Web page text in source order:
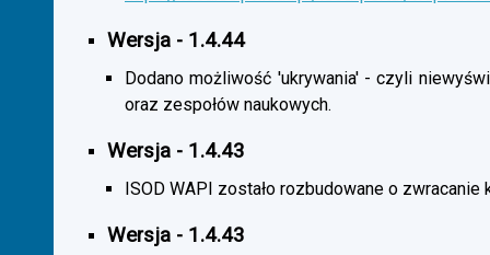
Wersja - 1.4.44
Dodano możliwość 'ukrywania' - czyli
oraz zespołów naukowych.
Wersja - 1.4.43
ISOD WAPI zostało rozbudowane o
Wersja - 1.4.43